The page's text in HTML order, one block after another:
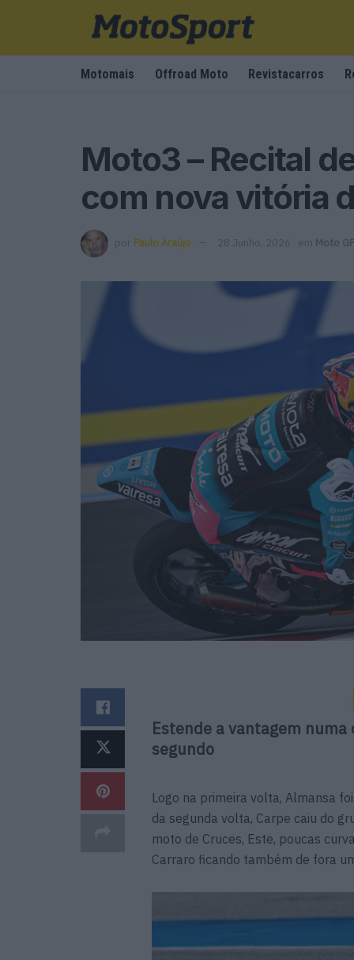
Motomais Offroad Moto Revistacarros
Moto3 – Recital
com nova vitória
por Paulo Araújo 28 Junho, 2026 em Moto GP
Estende a vantagem
segundo
Logo na primeira volta, Almansa
da segunda volta, Carpe caiu do
moto de Cruces, Este, poucas
Carraro ficando também de fora